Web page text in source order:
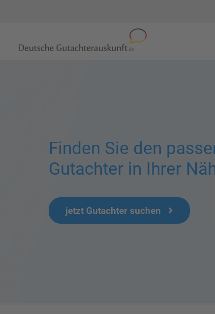
Finden Sie den
Gutachter in Ihrer
jetzt Gutachter suchen